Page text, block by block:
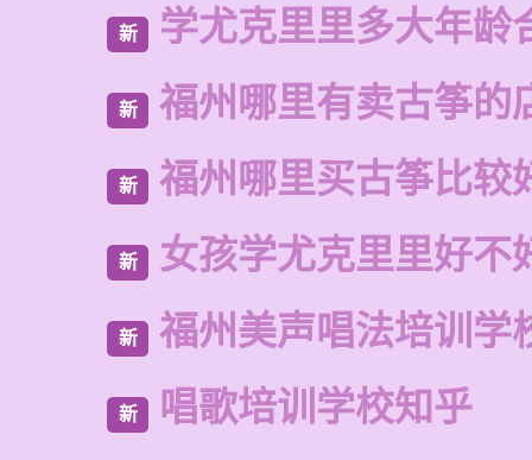
新 学尤克里里多大年龄
新 福州哪里有卖古筝的
新 福州哪里买古筝比较
新 女孩学尤克里里好不
新 福州美声唱法培训学
新 唱歌培训学校知乎